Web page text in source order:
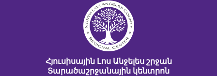
Հյուսիսային Լոս Անջելես շրջան
Տարածաշրջանային կենտրոն